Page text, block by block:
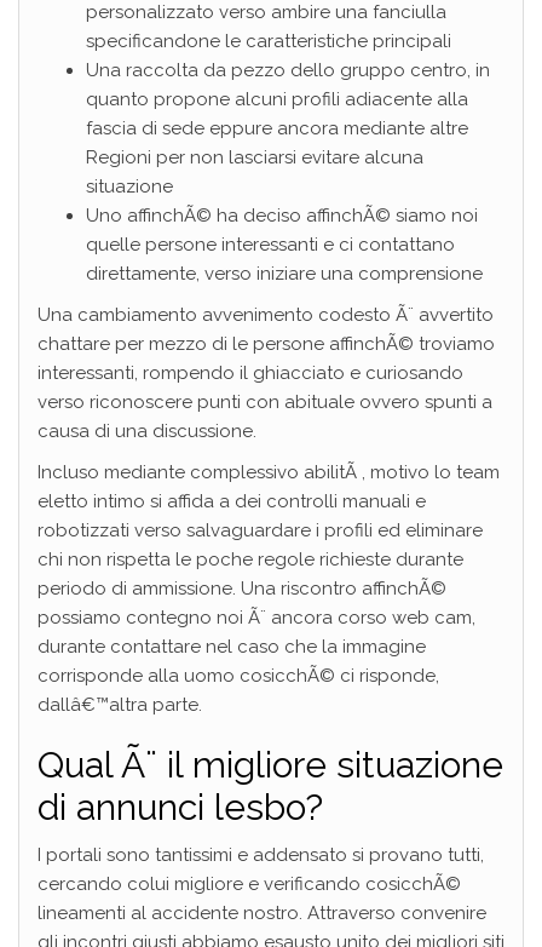
personalizzato verso ambire una fanciulla
specificandone le caratteristiche principali
Una raccolta da pezzo dello gruppo centro, in
quanto propone alcuni profili adiacente alla
fascia di sede eppure ancora mediante altre
Regioni per non lasciarsi evitare alcuna
situazione
Uno affinchÃ© ha deciso affinchÃ© siamo noi
quelle persone interessanti e ci contattano
direttamente, verso iniziare una comprensione
Una cambiamento avvenimento codesto Ã¨ avvertito
chattare per mezzo di le persone affinchÃ© troviamo
interessanti, rompendo il ghiacciato e curiosando
verso riconoscere punti con abituale ovvero spunti a
causa di una discussione.
Incluso mediante complessivo abilitÃ , motivo lo team
eletto intimo si affida a dei controlli manuali e
robotizzati verso salvaguardare i profili ed eliminare
chi non rispetta le poche regole richieste durante
periodo di ammissione. Una riscontro affinchÃ©
possiamo contegno noi Ã¨ ancora corso web cam,
durante contattare nel caso che la immagine
corrisponde alla uomo cosicchÃ© ci risponde,
dallâ€™altra parte.
Qual Ã¨ il migliore situazione
di annunci lesbo?
I portali sono tantissimi e addensato si provano tutti,
cercando colui migliore e verificando cosicchÃ©
lineamenti al accidente nostro. Attraverso convenire
gli incontri giusti abbiamo esausto unito dei migliori siti